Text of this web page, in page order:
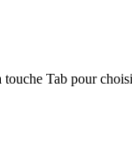
touche Tab pour